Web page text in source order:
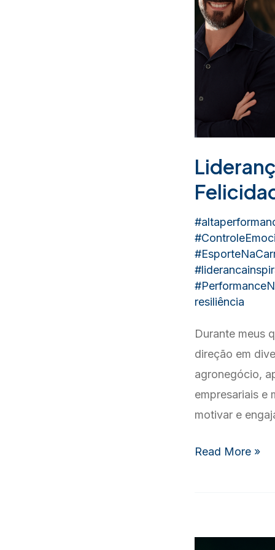
resiliência
Durante meus
direção em
agronegócio,
empresariais e
motivar e
Liderança
Read More »